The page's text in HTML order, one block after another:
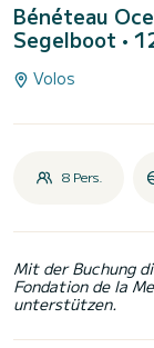
Bénéteau
Segelboot •
Volos
8 Pers.
Mit der Buchung
Fondation de la
unterstützen.